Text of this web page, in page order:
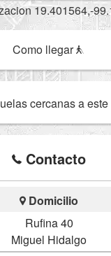
19.401564,-
Como llegar
cercanas a
Contacto
Domicilio
Rufina 40
Miguel Hidalgo